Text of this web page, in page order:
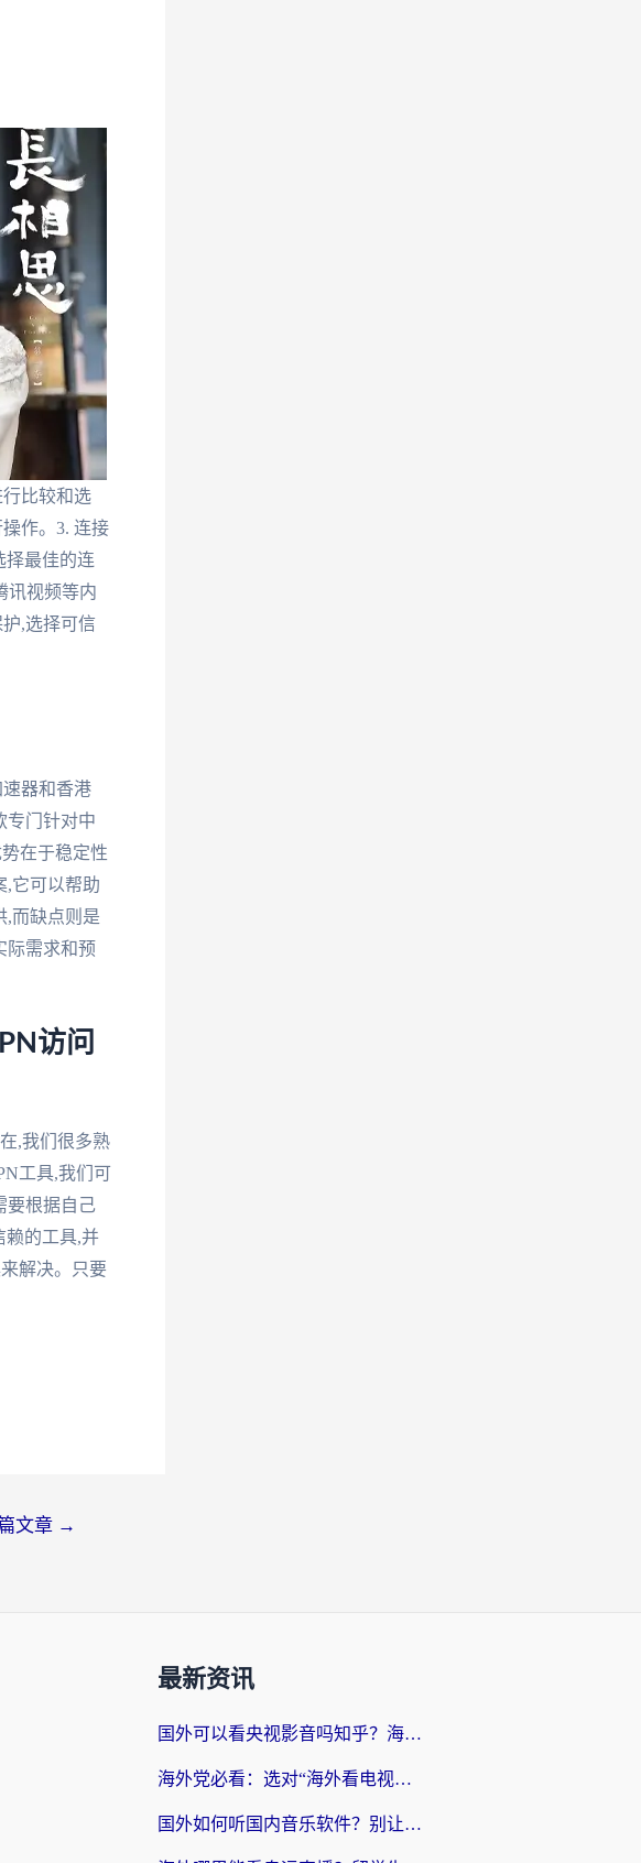
比较和选
作。3. 连接
择最佳的连
讯视频等内
,选择可信
器和香港
专门针对中
在于稳定性
,它可以帮助
,而缺点则是
际需求和预
访问
,我们很多熟
工具,我们可
要根据自己
赖的工具,并
解决。只要
文章 →
最新资讯
国外可以看央视影音吗知乎？海外党亲测有效的回国加速方案
海外党必看：选对“海外看电视剧软件”，再也不用愁国内剧刷不了
国外如何听国内音乐软件？别让地域限制，断了你的中文歌单